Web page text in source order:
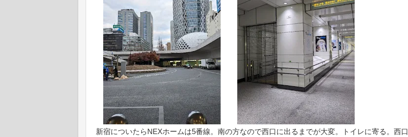
新宿についたらNEXホームは5番線。南の方なので西口に出るまでが大変。トイレに寄る。西口